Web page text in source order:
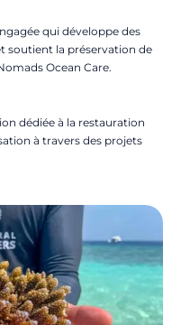
qui développe des
soutient la préservation de
Ocean Care.
dédiée à la restauration
à travers des projets